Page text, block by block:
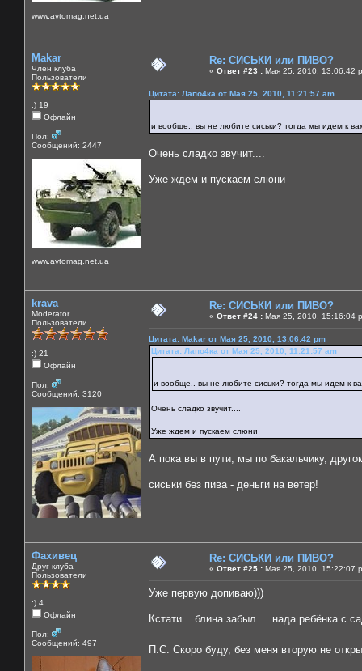
www.avtomag.net.ua
Makar
Член клуба
Пользователи
:) 19
Офлайн
Пол:
Сообщений: 2447
www.avtomag.net.ua
Re: СИСЬКИ или ПИВО?
« Ответ #23 : Мая 25, 2010, 13:06:42
Цитата: Лапо4ка от Мая 25, 2010, 11:21:57 am
и вообще.. вы не любите сиськи? тогда мы идем к
Очень сладко звучит....
Уже ждем и пускаем слюни
krava
Moderator
Пользователи
:) 21
Офлайн
Пол:
Сообщений: 3120
Re: СИСЬКИ или ПИВО?
« Ответ #24 : Мая 25, 2010, 15:16:04
Цитата: Makar от Мая 25, 2010, 13:06:42 pm
Цитата: Лапо4ка от Мая 25, 2010, 11:21:57 am
и вообще.. вы не любите сиськи? тогда мы идем к
Очень сладко звучит....
Уже ждем и пускаем слюни
А пока вы в пути, мы по бакальчику,
сиськи без пива - деньги на ветер!
Фахивец
Друг клуба
Пользователи
:) 4
Офлайн
Пол:
Сообщений: 497
Re: СИСЬКИ или ПИВО?
« Ответ #25 : Мая 25, 2010, 15:22:07
Уже первую допиваю)))
Кстати .. блина забыл ... нада ребёнка с
П.С. Скоро буду, без меня вторую не